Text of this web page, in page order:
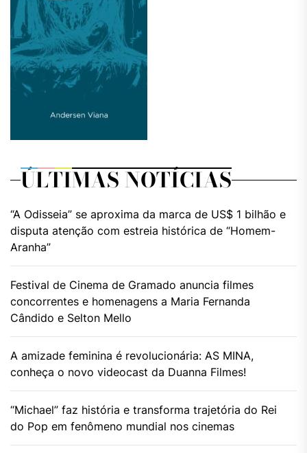
ÚLTIMAS NOTÍCIAS
“A Odisseia” se aproxima da marca de US$ 1 bilhão e
disputa atenção com estreia histórica de “Homem-
Aranha”
Festival de Cinema de Gramado anuncia filmes
concorrentes e homenagens a Maria Fernanda
Cândido e Selton Mello
A amizade feminina é revolucionária: AS MINA,
conheça o novo videocast da Duanna Filmes!
“Michael” faz história e transforma trajetória do Rei
do Pop em fenômeno mundial nos cinemas